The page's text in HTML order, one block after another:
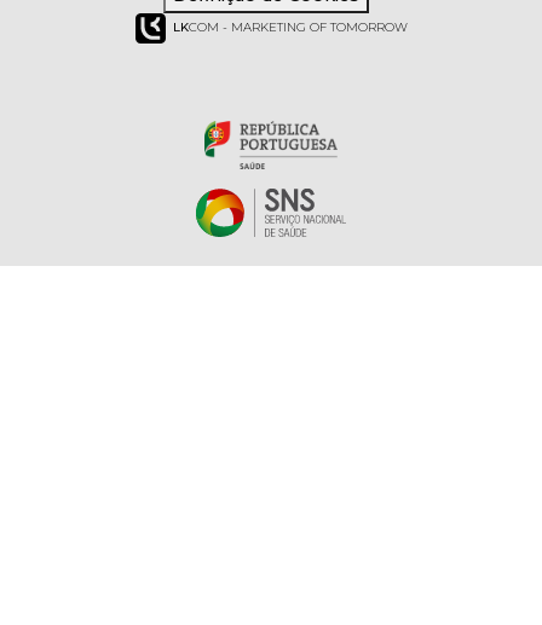
LKCOM - MARKETING OF TOMORROW